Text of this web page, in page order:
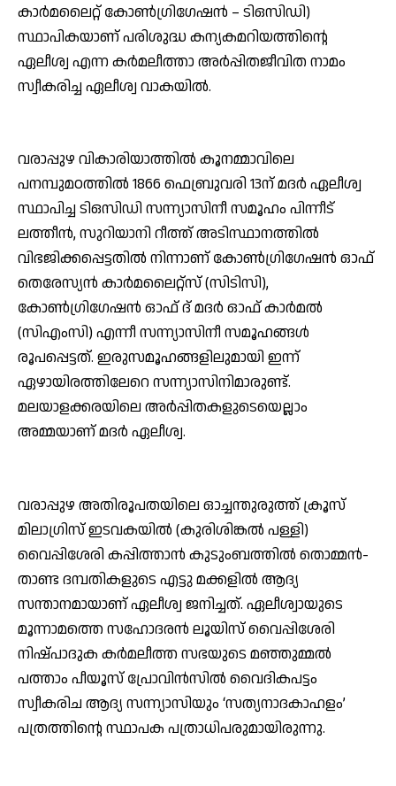
കാര്‍മലൈറ്റ് കോണ്‍ഗ്രിഗേഷന്‍ – ടിഒസിഡി)
സ്ഥാപികയാണ് പരിശുദ്ധ കന്യകമറിയത്തിന്റെ
ഏലീശ്വ എന്ന കര്‍മലീത്താ അര്‍പ്പിതജീവിത നാമം
സ്വീകരിച്ച ഏലീശ്വ വാകയില്‍.
വരാപ്പുഴ വികാരിയാത്തില്‍ കൂനമ്മാവിലെ
പനമ്പുമഠത്തില്‍ 1866 ഫെബ്രുവരി 13ന് മദര്‍ ഏലീശ്വ
സ്ഥാപിച്ച ടിഒസിഡി സന്ന്യാസിനീ സമൂഹം പിന്നീട്
ലത്തീന്‍, സുറിയാനി റീത്ത് അടിസ്ഥാനത്തില്‍
വിഭജിക്കപ്പെട്ടതില്‍ നിന്നാണ് കോണ്‍ഗ്രിഗേഷന്‍ ഓഫ്
തെരേസ്യന്‍ കാര്‍മലൈറ്റ്‌സ് (സിടിസി),
കോണ്‍ഗ്രിഗേഷന്‍ ഓഫ് ദ് മദര്‍ ഓഫ് കാര്‍മല്‍
(സിഎംസി) എന്നീ സന്ന്യാസിനീ സമൂഹങ്ങള്‍
രൂപപ്പെട്ടത്. ഇരുസമൂഹങ്ങളിലുമായി ഇന്ന്
ഏഴായിരത്തിലേറെ സന്ന്യാസിനിമാരുണ്ട്.
മലയാളക്കരയിലെ അര്‍പ്പിതകളുടെയെല്ലാം
അമ്മയാണ് മദര്‍ ഏലീശ്വ.
വരാപ്പുഴ അതിരൂപതയിലെ ഓച്ചന്തുരുത്ത് ക്രൂസ്
മിലാഗ്രിസ് ഇടവകയില്‍ (കുരിശിങ്കല്‍ പള്ളി)
വൈപ്പിശേരി കപ്പിത്താന്‍ കുടുംബത്തില്‍ തൊമ്മന്‍-
താണ്ട ദമ്പതികളുടെ എട്ടു മക്കളില്‍ ആദ്യ
സന്താനമായാണ് ഏലീശ്വ ജനിച്ചത്. ഏലീശ്വായുടെ
മൂന്നാമത്തെ സഹോദരന്‍ ലൂയിസ് വൈപ്പിശേരി
നിഷ്പാദുക കര്‍മലീത്ത സഭയുടെ മഞ്ഞുമ്മല്‍
പത്താം പീയൂസ് പ്രോവിന്‍സില്‍ വൈദികപട്ടം
സ്വീകരിച ആദ്യ സന്ന്യാസിയും ‘സത്യനാദകാഹളം’
പത്രത്തിന്റെ സ്ഥാപക പത്രാധിപരുമായിരുന്നു.